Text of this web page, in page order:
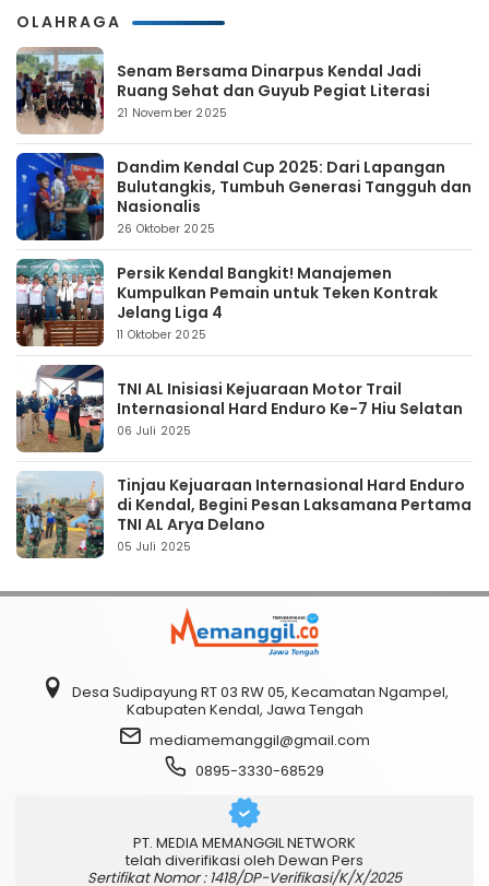
OLAHRAGA
Senam Bersama Dinarpus Kendal Jadi
Ruang Sehat dan Guyub Pegiat Literasi
21 November 2025
Dandim Kendal Cup 2025: Dari Lapangan
Bulutangkis, Tumbuh Generasi Tangguh dan
Nasionalis
26 Oktober 2025
Persik Kendal Bangkit! Manajemen
Kumpulkan Pemain untuk Teken Kontrak
Jelang Liga 4
11 Oktober 2025
TNI AL Inisiasi Kejuaraan Motor Trail
Internasional Hard Enduro Ke-7 Hiu Selatan
06 Juli 2025
Tinjau Kejuaraan Internasional Hard Enduro
di Kendal, Begini Pesan Laksamana Pertama
TNI AL Arya Delano
05 Juli 2025
Desa Sudipayung RT 03 RW 05, Kecamatan Ngampel,
Kabupaten Kendal, Jawa Tengah
mediamemanggil@gmail.com
0895-3330-68529
PT. MEDIA MEMANGGIL NETWORK
telah diverifikasi oleh Dewan Pers
Sertifikat Nomor : 1418/DP-Verifikasi/K/X/2025